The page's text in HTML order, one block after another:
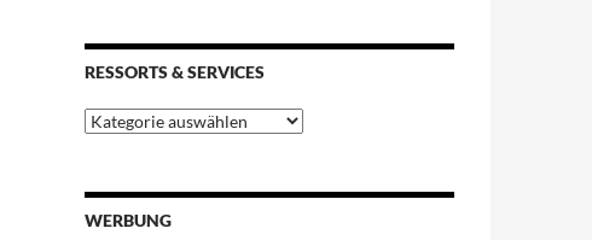
Anwalt eingestellt
RESSORTS & SERVICES
Ressorts
&
WERBUNG